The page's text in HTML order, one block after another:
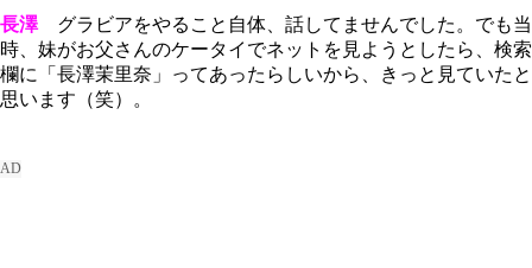
長澤グラビアをやること自体、話してませんでした。でも当
時、妹がお父さんのケータイでネットを見ようとしたら、検索
欄に「長澤茉里奈」ってあったらしいから、きっと見ていたと
思います（笑）。